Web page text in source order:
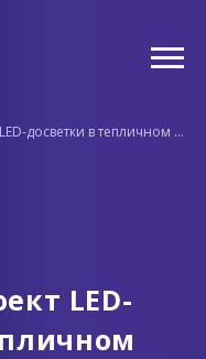
Пилотный проект LED-досветки в тепличном комплексе «Труженик»
LED-